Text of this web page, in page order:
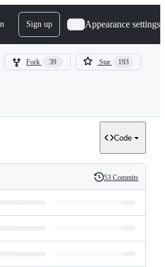
Sign up Appearance settings
Fork 39 Star 193
Code
History
53 Commits